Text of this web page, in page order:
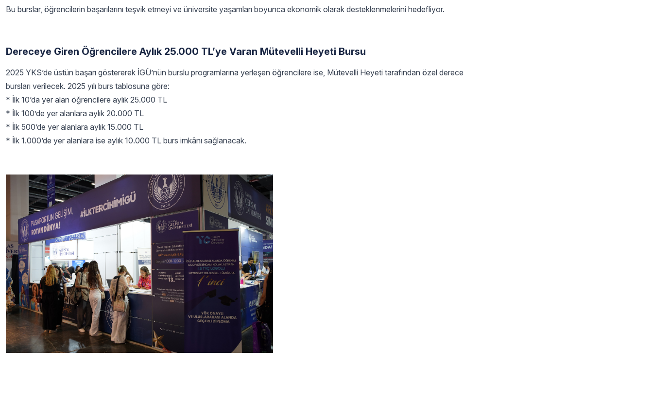
Bu burslar, öğrencilerin başarılarını teşvik etmeyi ve üniversite yaşamları boyunca ekonomik olarak desteklenmelerini hedefliyor.
Dereceye Giren Öğrencilere Aylık 25.000 TL’ye Varan Mütevelli Heyeti Bursu
2025 YKS’de üstün başarı göstererek İGÜ’nün burslu programlarına yerleşen öğrencilere ise, Mütevelli Heyeti tarafından özel derece
bursları verilecek. 2025 yılı burs tablosuna göre:
* İlk 10’da yer alan öğrencilere aylık 25.000 TL
* İlk 100’de yer alanlara aylık 20.000 TL
* İlk 500’de yer alanlara aylık 15.000 TL
* İlk 1.000’de yer alanlara ise aylık 10.000 TL burs imkânı sağlanacak.